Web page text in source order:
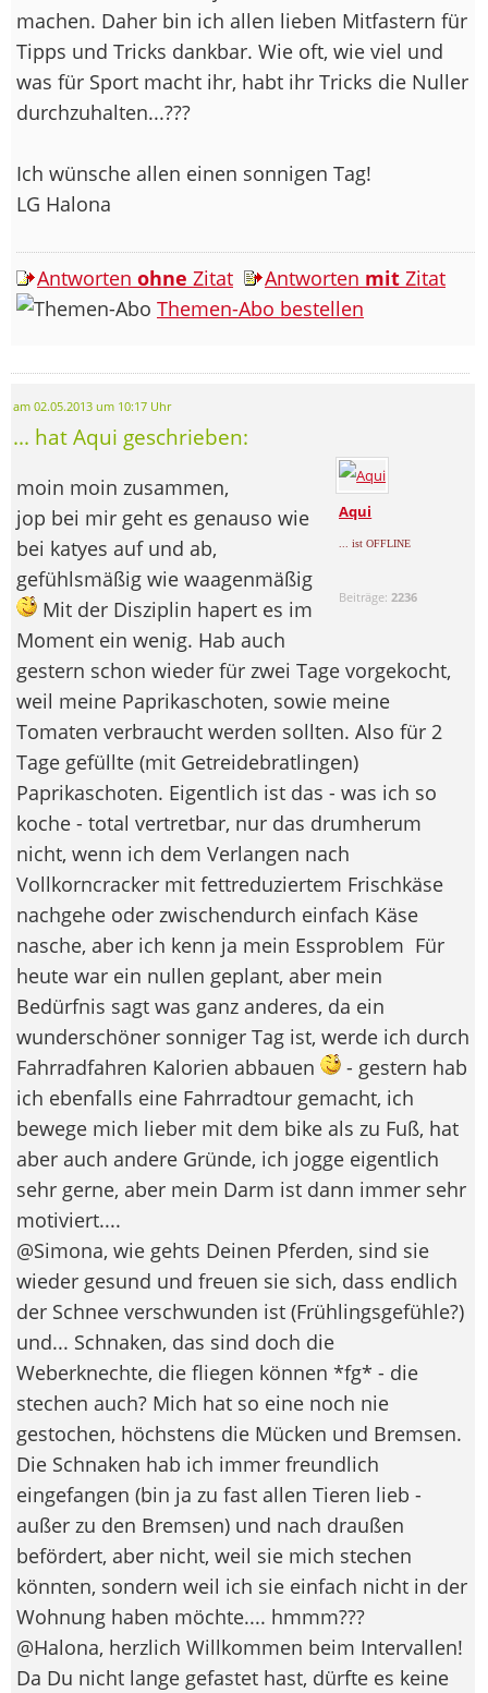
machen. Daher bin ich allen lieben Mitfastern für
Tipps und Tricks dankbar. Wie oft, wie viel und
was für Sport macht ihr, habt ihr Tricks die Nuller
durchzuhalten...???
Ich wünsche allen einen sonnigen Tag!
LG Halona
Antworten ohne Zitat Antworten mit Zitat
Themen-Abo bestellen
am 02.05.2013 um 10:17 Uhr
... hat Aqui geschrieben:
Aqui
... ist OFFLINE
Beiträge: 2236
moin moin zusammen,
jop bei mir geht es genauso wie
bei katyes auf und ab,
gefühlsmäßig wie waagenmäßig
Mit der Disziplin hapert es im
Moment ein wenig. Hab auch
gestern schon wieder für zwei Tage vorgekocht,
weil meine Paprikaschoten, sowie meine
Tomaten verbraucht werden sollten. Also für 2
Tage gefüllte (mit Getreidebratlingen)
Paprikaschoten. Eigentlich ist das - was ich so
koche - total vertretbar, nur das drumherum
nicht, wenn ich dem Verlangen nach
Vollkorncracker mit fettreduziertem Frischkäse
nachgehe oder zwischendurch einfach Käse
nasche, aber ich kenn ja mein Essproblem Für
heute war ein nullen geplant, aber mein
Bedürfnis sagt was ganz anderes, da ein
wunderschöner sonniger Tag ist, werde ich durch
Fahrradfahren Kalorien abbauen
- gestern hab
ich ebenfalls eine Fahrradtour gemacht, ich
bewege mich lieber mit dem bike als zu Fuß, hat
aber auch andere Gründe, ich jogge eigentlich
sehr gerne, aber mein Darm ist dann immer sehr
motiviert....
@Simona, wie gehts Deinen Pferden, sind sie
wieder gesund und freuen sie sich, dass endlich
der Schnee verschwunden ist (Frühlingsgefühle?)
und... Schnaken, das sind doch die
Weberknechte, die fliegen können *fg* - die
stechen auch? Mich hat so eine noch nie
gestochen, höchstens die Mücken und Bremsen.
Die Schnaken hab ich immer freundlich
eingefangen (bin ja zu fast allen Tieren lieb -
außer zu den Bremsen) und nach draußen
befördert, aber nicht, weil sie mich stechen
könnten, sondern weil ich sie einfach nicht in der
Wohnung haben möchte.... hmmm???
@Halona, herzlich Willkommen beim Intervallen!
Da Du nicht lange gefastet hast, dürfte es keine